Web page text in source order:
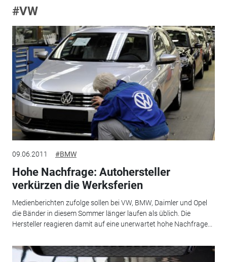
#VW
09.06.2011 #BMW
Hohe Nachfrage: Autohersteller
verkürzen die Werksferien
Medienberichten zufolge sollen bei VW, BMW, Daimler und Opel
die Bänder in diesem Sommer länger laufen als üblich. Die
Hersteller reagieren damit auf eine unerwartet hohe Nachfrage...